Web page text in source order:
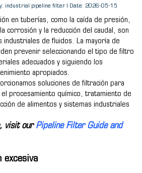
industrial pipeline filter | Date: 2026-05-15
en tuberías, como la caída de presión,
corrosión y la reducción del caudal, son
industriales de fluidos. La mayoría de
prevenir seleccionando el tipo de filtro
adecuados y siguiendo los
apropiados.
soluciones de filtración para
procesamiento químico, tratamiento de
de alimentos y sistemas industriales
visit our Pipeline Filter Guide and
excesiva